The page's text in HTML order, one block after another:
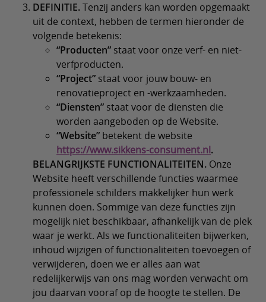
DEFINITIE.Tenzij anders kan worden opgemaakt
uit de context, hebben de termen hieronder de
volgende betekenis:
“Producten” staat voor onze verf- en niet-
verfproducten.
“Project” staat voor jouw bouw- en
renovatieproject en -werkzaamheden.
“Diensten” staat voor de diensten die
worden aangeboden op de Website.
“Website” betekent de website
https://www.sikkens-consument.nl.
BELANGRIJKSTE FUNCTIONALITEITEN. Onze
Website heeft verschillende functies waarmee
professionele schilders makkelijker hun werk
kunnen doen. Sommige van deze functies zijn
mogelijk niet beschikbaar, afhankelijk van de plek
waar je werkt. Als we functionaliteiten bijwerken,
inhoud wijzigen of functionaliteiten toevoegen of
verwijderen, doen we er alles aan wat
redelijkerwijs van ons mag worden verwacht om
jou daarvan vooraf op de hoogte te stellen. De